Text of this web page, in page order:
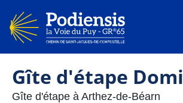
Gîte d'étape Domi
Gîte d'étape à Arthez-de-Béarn